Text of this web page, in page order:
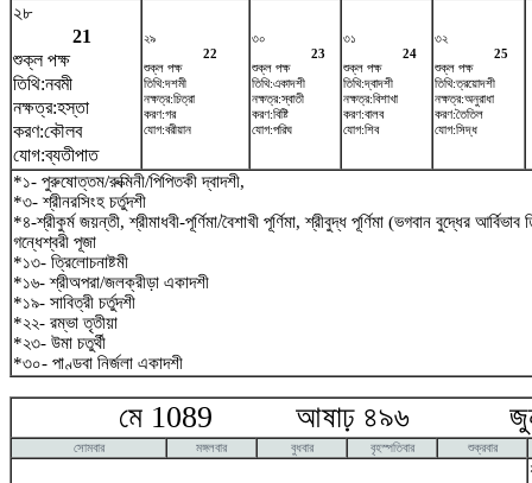
২৮
21
শুক্ল পক্ষ
তিথি:নবমী
নক্ষত্র:হস্তা
করণ:কৌলব
যোগ:ব্যতীপাত
২৯
22
শুক্ল পক্ষ
তিথি:দশমী
নক্ষত্র:চিত্রা
করণ:গর
যোগ:বরীয়ান
৩০
23
শুক্ল পক্ষ
তিথি:একাদশী
নক্ষত্র:স্বাতী
করণ:বিষ্টি
যোগ:পরিঘ
৩১
24
শুক্ল পক্ষ
তিথি:দ্বাদশী
নক্ষত্র:বিশাখা
করণ:বালব
যোগ:শিব
৩২
25
শুক্ল পক্ষ
তিথি:ত্রয়োদশী
নক্ষত্র:অনুরাধা
করণ:তৈতিল
যোগ:সিদ্ধ
*১- পুরুষোত্তম/রুক্মিনী/পিপিতকী দ্বাদশী,
*৩- শ্রীনরসিংহ চর্তুদশী
*৪-শ্রীকুর্ম জয়ন্তী, শ্রীমাধবী-পূর্ণিমা/বৈশাখী পূর্ণিমা, শ্রীবুদ্ধ পূর্ণিমা (ভগবান বুদ্ধের
গন্ধেশ্বরী পূজা
*১৩- ত্রিলোচনাষ্টমী
*১৬- শ্রীঅপরা/জলক্রীড়া একাদশী
*১৯- সাবিত্রী চর্তুদশী
*২২- রম্ভা তৃতীয়া
*২৩- উমা চতুর্থী
*৩০- পাণ্ডবা নির্জলা একাদশী
মে 1089 আষাঢ় ৪৯৬ জুন
সোমবার মঙ্গলবার বুধবার বৃহস্পতিবার
শুক্রবার